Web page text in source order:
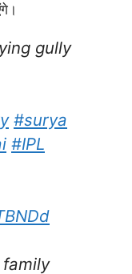
gully
#surya
#IPL